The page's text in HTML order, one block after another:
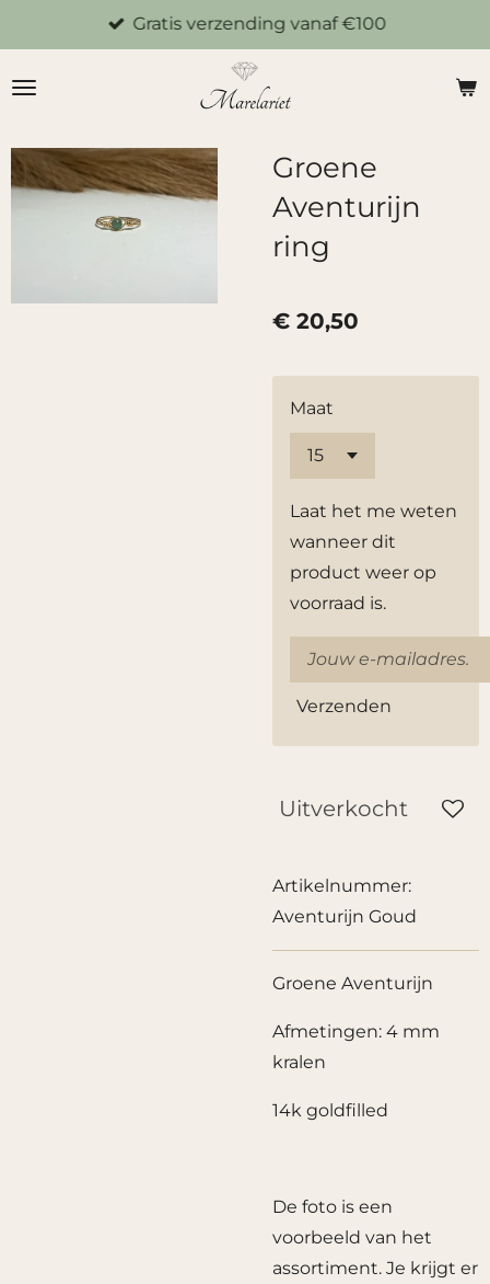
direct
naar
hoofdinhoud
Gratis verzending vanaf €100
Groene
Aventurijn
ring
€ 20,50
Maat
Laat het me weten
wanneer dit
product weer op
voorraad is.
Verzenden
Uitverkocht
Artikelnummer:
Aventurijn Goud
Groene Aventurijn
Afmetingen: 4 mm
kralen
14k goldfilled
De foto is een
voorbeeld van het
assortiment. Je krijgt er